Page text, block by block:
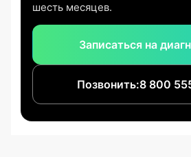
шесть месяцев.
Записаться на
Позвонить:8 800